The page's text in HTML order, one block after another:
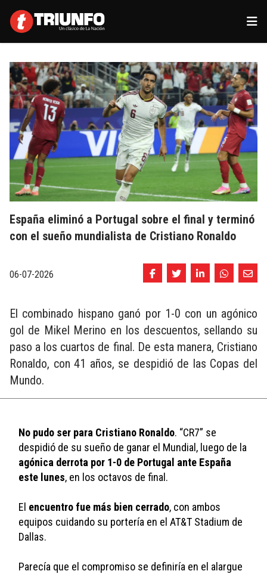
España eliminó a Portugal sobre el final y terminó
con el sueño mundialista de Cristiano Ronaldo
06-07-2026
El combinado hispano ganó por 1-0 con un agónico
gol de Mikel Merino en los descuentos, sellando su
paso a los cuartos de final. De esta manera, Cristiano
Ronaldo, con 41 años, se despidió de las Copas del
Mundo.
No pudo ser para Cristiano Ronaldo. “CR7” se
agónica derrota por 1-0 de Portugal ante España
este lunes, en los octavos de final.
El encuentro fue más bien cerrado, con ambos
equipos cuidando su portería en el AT&T Stadium de
Dallas.
Parecía que el compromiso se definiría en el alargue